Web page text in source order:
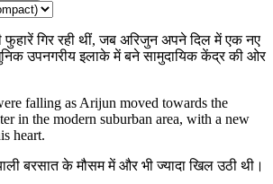
फुहारें गिर रही थीं, जब अरिजुन अपने दिल में एक नए
उपनगरीय इलाके में बने सामुदायिक केंद्र की ओर
falling as Arijun moved towards the
in the modern suburban area, with a new
heart.
बरसात के मौसम में और भी ज्यादा खिल उठी थी।